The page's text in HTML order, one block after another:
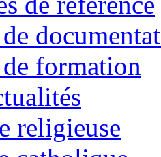
formation
religieuse